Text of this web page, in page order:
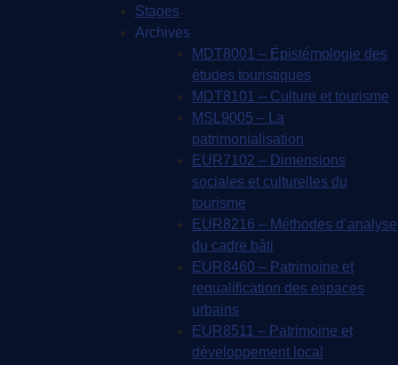
Stages
Archives
MDT8001 – Épistémologie des
études touristiques
MDT8101 – Culture et tourisme
MSL9005 – La
patrimonialisation
EUR7102 – Dimensions
sociales et culturelles du
tourisme
EUR8216 – Méthodes d’analyse
du cadre bâti
EUR8460 – Patrimoine et
requalification des espaces
urbains
EUR8511 – Patrimoine et
développement local